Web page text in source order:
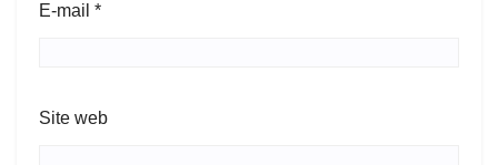
E-mail *
Site web